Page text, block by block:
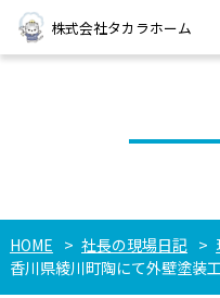
株式会社タカラホーム
HOME 社長の現場日記
香川県綾川町陶にて外壁塗装